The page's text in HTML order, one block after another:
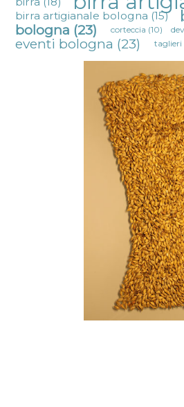
birra artigianale bologna (15)
bologna (23) corteccia (10)
eventi bologna (23) taglieri